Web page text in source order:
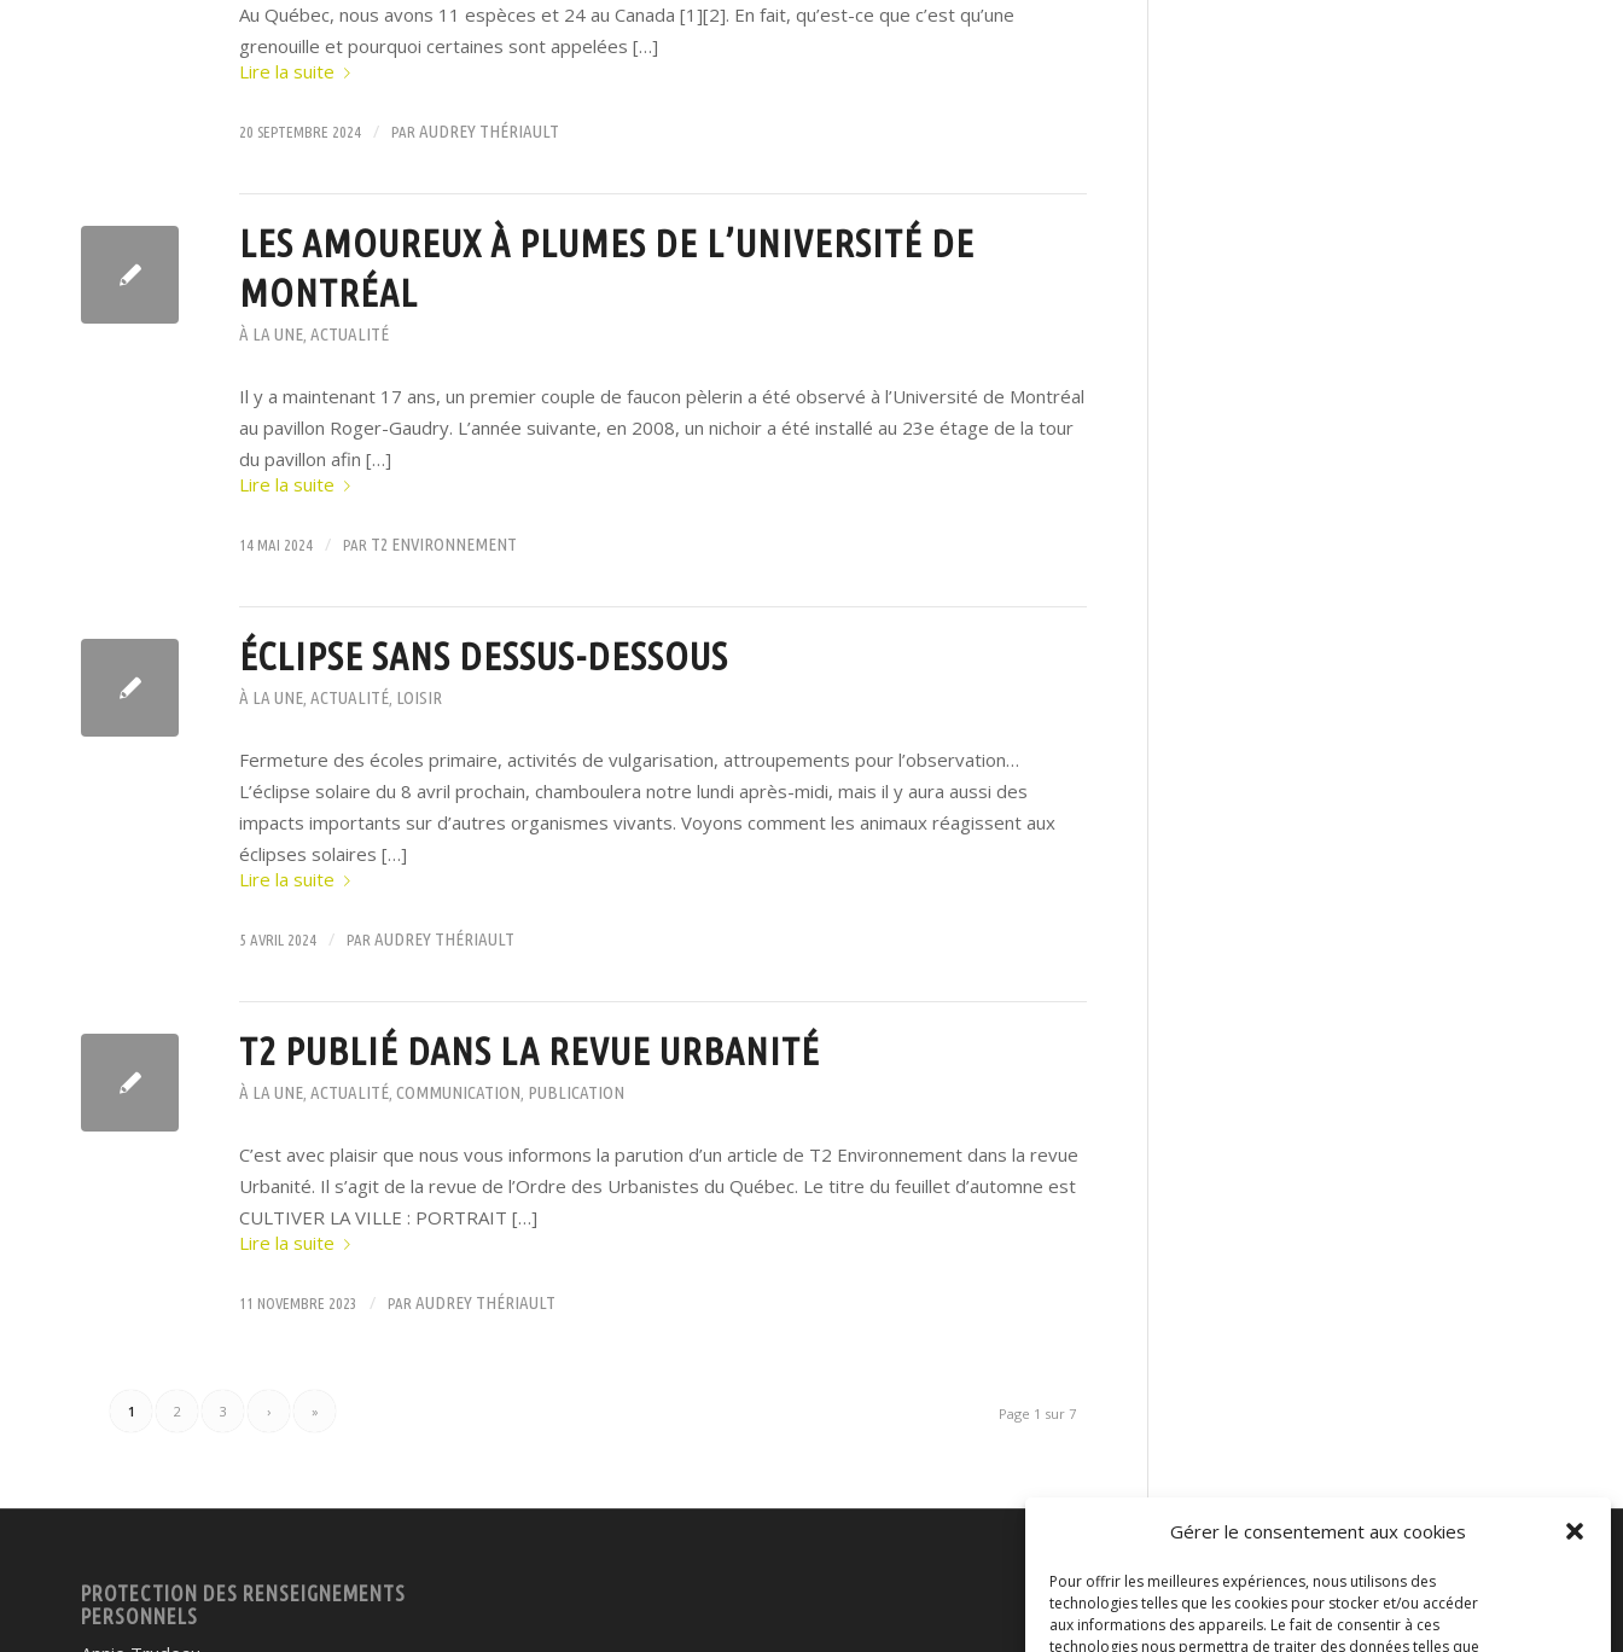
Gérer le consentement aux cookies
Pour offrir les meilleures expériences, nous utilisons des
technologies telles que les cookies pour stocker et/ou accéder
aux informations des appareils. Le fait de consentir à ces
technologies nous permettra de traiter des données telles que
Au Québec, nous avons 11 espèces et 24 au Canada [1][2]. En fait, qu’est-ce que c’est qu’une
grenouille et pourquoi certaines sont appelées […]
Lire la suite
20 SEPTEMBRE 2024 / PAR AUDREY THÉRIAULT
LES AMOUREUX À PLUMES DE L’UNIVERSITÉ DE
MONTRÉAL
À LA UNE ACTUALITÉ
Il y a maintenant 17 ans, un premier couple de faucon pèlerin a été observé à l’Université de Montréal
au pavillon Roger-Gaudry. L’année suivante, en 2008, un nichoir a été installé au 23e étage de la tour
du pavillon afin […]
Lire la suite
14 MAI 2024 / PAR T2 ENVIRONNEMENT
ÉCLIPSE SANS DESSUS-DESSOUS
À LA UNE ACTUALITÉ LOISIR
Fermeture des écoles primaire, activités de vulgarisation, attroupements pour l’observation…
L’éclipse solaire du 8 avril prochain, chamboulera notre lundi après-midi, mais il y aura aussi des
impacts importants sur d’autres organismes vivants. Voyons comment les animaux réagissent aux
éclipses solaires […]
Lire la suite
5 AVRIL 2024 / PAR AUDREY THÉRIAULT
T2 PUBLIÉ DANS LA REVUE URBANITÉ
À LA UNE ACTUALITÉ COMMUNICATION PUBLICATION
C’est avec plaisir que nous vous informons la parution d’un article de T2 Environnement dans la revue
Urbanité. Il s’agit de la revue de l’Ordre des Urbanistes du Québec. Le titre du feuillet d’automne est
CULTIVER LA VILLE : PORTRAIT […]
Lire la suite
11 NOVEMBRE 2023 / PAR AUDREY THÉRIAULT
Page 1 sur 7
1 2 3 › »
PROTECTION DES RENSEIGNEMENTS
PERSONNELS
CONTACTEZ-NOUS
Canada et États-Unis 450 714-0709